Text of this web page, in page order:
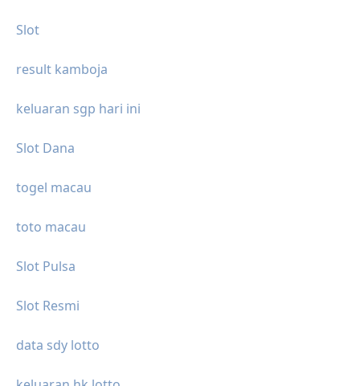
Slot
result kamboja
keluaran sgp hari ini
Slot Dana
togel macau
toto macau
Slot Pulsa
Slot Resmi
data sdy lotto